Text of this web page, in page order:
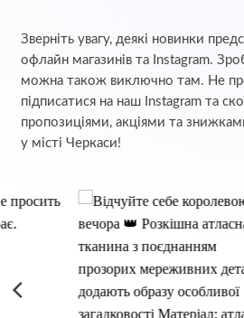
Зверніть увагу, деякі новинки
офлайн магазинів та Instagram.
можна також виключно там. Не
підписатися на наш Instagram та
пропозиціями, акціями та
у місті Черкаси!